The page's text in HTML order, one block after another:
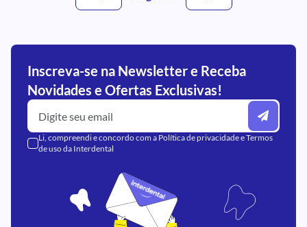
Inscreva-se na Newsletter e Receba
Novidades e Ofertas Exclusivas!
Li, compreendi e concordo com a Política de privacidadeeTermos
de usoda Interdental